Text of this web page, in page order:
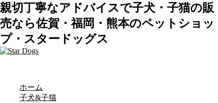
親切丁寧なアドバイスで子犬・子猫の販
売なら佐賀・福岡・熊本のペットショッ
プ・スタードッグス
ホーム
子犬&子猫